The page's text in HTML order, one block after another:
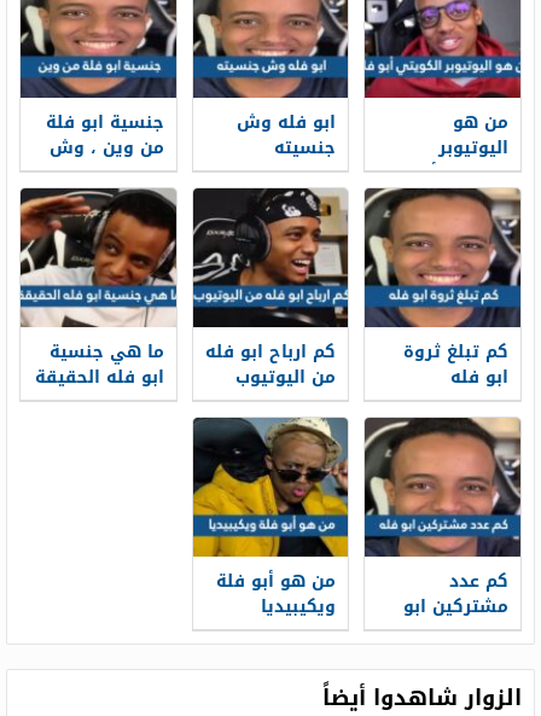
من هو
اليوتيوبر
الكويتي أبو فلة
ابو فله وش
جنسيته
جنسية ابو فلة
من وين ، وش
يرجع ابو فله
كم تبلغ ثروة
ابو فله
كم ارباح ابو فله
من اليوتيوب
abo falah
ما هي جنسية
ابو فله الحقيقة
كم عدد
مشتركين ابو
فله
من هو أبو فلة
ويكيبيديا
الزوار شاهدوا أيضاً